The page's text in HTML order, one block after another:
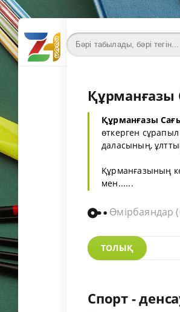
Құрманғазы
Құрманғазы
өткерген
даласының,
Құрманғазының
мен......
Өмірбаяндар
ТОЛЫҚ
Спорт -